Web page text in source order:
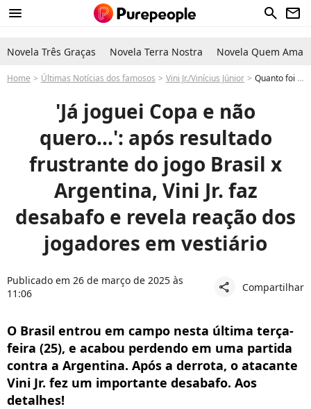
menu search newsletter
Novela Três Graças Novela Terra Nostra Novela Quem Ama
Home Últimas Notícias dos famosos Vini Jr./Vinícius Júnior Quanto foi o jogo do Brasil-Argentina ontem? Após resultado vergonhoso da competição, Vini Jr. faz importante desabafo e revelação sobre jogadores: 'Não quero perder...'
'Já joguei Copa e não
quero...': após resultado
frustrante do jogo Brasil x
Argentina, Vini Jr. faz
desabafo e revela reação dos
jogadores em vestiário
Publicado em 26 de março de 2025 às
11:06
share Compartilhar
O Brasil entrou em campo nesta última terça-
feira (25), e acabou perdendo em uma partida
contra a Argentina. Após a derrota, o atacante
Vini Jr. fez um importante desabafo. Aos
detalhes!